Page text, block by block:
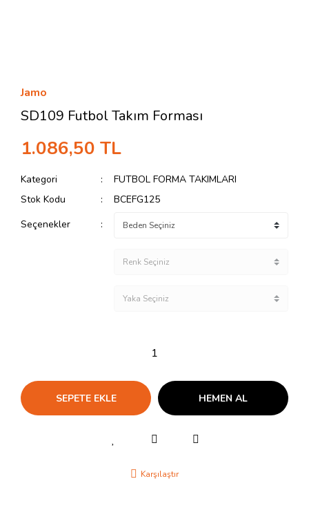
Jamo
SD109 Futbol Takım Forması
1.086,50 TL
Kategori
FUTBOL FORMA TAKIMLARI
Stok Kodu
BCEFG125
Seçenekler
SEPETE EKLE HEMEN AL
Karşılaştır